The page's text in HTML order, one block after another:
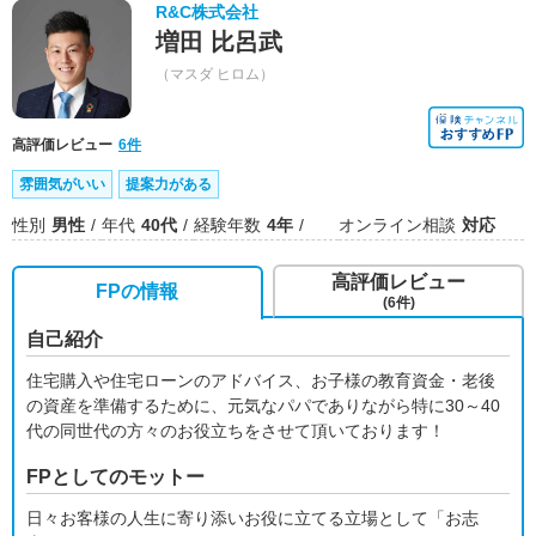
R&C株式会社
増田 比呂武
（マスダ ヒロム）
高評価レビュー 6件
雰囲気がいい 提案力がある
性別 男性 年代 40代 経験年数 4年 オンライン相談 対応
FPの情報
自己紹介
住宅購入や住宅ローンのアドバイス、お子様の教育資金・老後
の資産を準備するために、元気なパパでありながら特に30～40
代の同世代の方々のお役立ちをさせて頂いております！
FPとしてのモットー
日々お客様の人生に寄り添いお役に立てる立場として「お志
高評価レビュー
(6件)